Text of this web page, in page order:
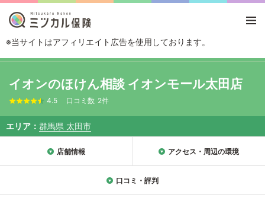
※当サイトはアフィリエイト広告を使用しております。
太田市 イオンのほけん相談 イオンモー
イオンのほけん相談 イオンモール太田店
4.5 口コミ数 2件
エリア 群馬県 太田市
店舗情報 アクセス・周辺の環境
口コミ・評判